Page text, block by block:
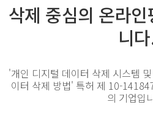
삭제 중심의 온라
니
'개인 디지털 데이터 삭제 시스템
이터 삭제 방법' 특허 제 10-
의 기업입